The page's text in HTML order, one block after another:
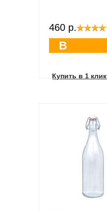
460 p.
В
Купить в 1 клик